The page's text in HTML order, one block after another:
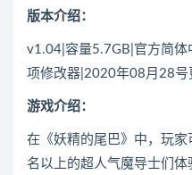
版本介绍：
v1.04|容量5.7GB|官方简体
项修改器|2020年08月28号
游戏介绍：
在《妖精的尾巴》中，玩
名以上的超人气魔导士们